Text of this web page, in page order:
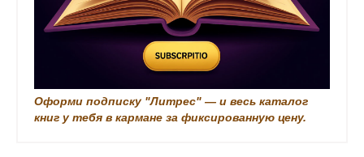
Оформи подписку "Литрес" — и весь каталог
книг у тебя в кармане за фиксированную цену.